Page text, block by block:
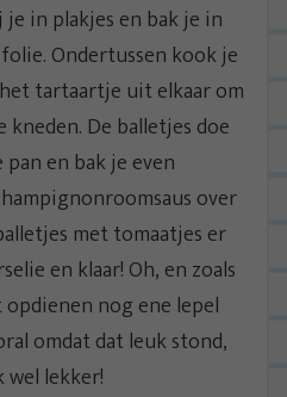
in plakjes en bak je in
Ondertussen kook je
tartaartje uit elkaar om
De balletjes doe
en bak je even
over
met tomaatjes er
en klaar! Oh, en zoals
nog ene lepel
omdat dat leuk stond,
wel lekker!